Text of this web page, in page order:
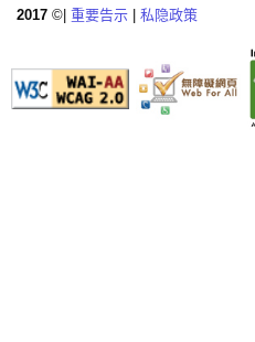
2017 ©| 重要告示 私隐政策